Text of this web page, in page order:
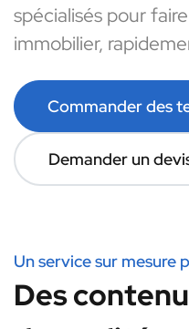
spécialisés pour
immobilier,
Commander des
Demander un
Un service sur mesure
Des